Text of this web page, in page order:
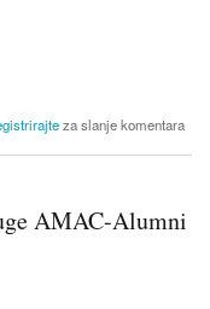
za slanje komentara
AMAC-Alumni